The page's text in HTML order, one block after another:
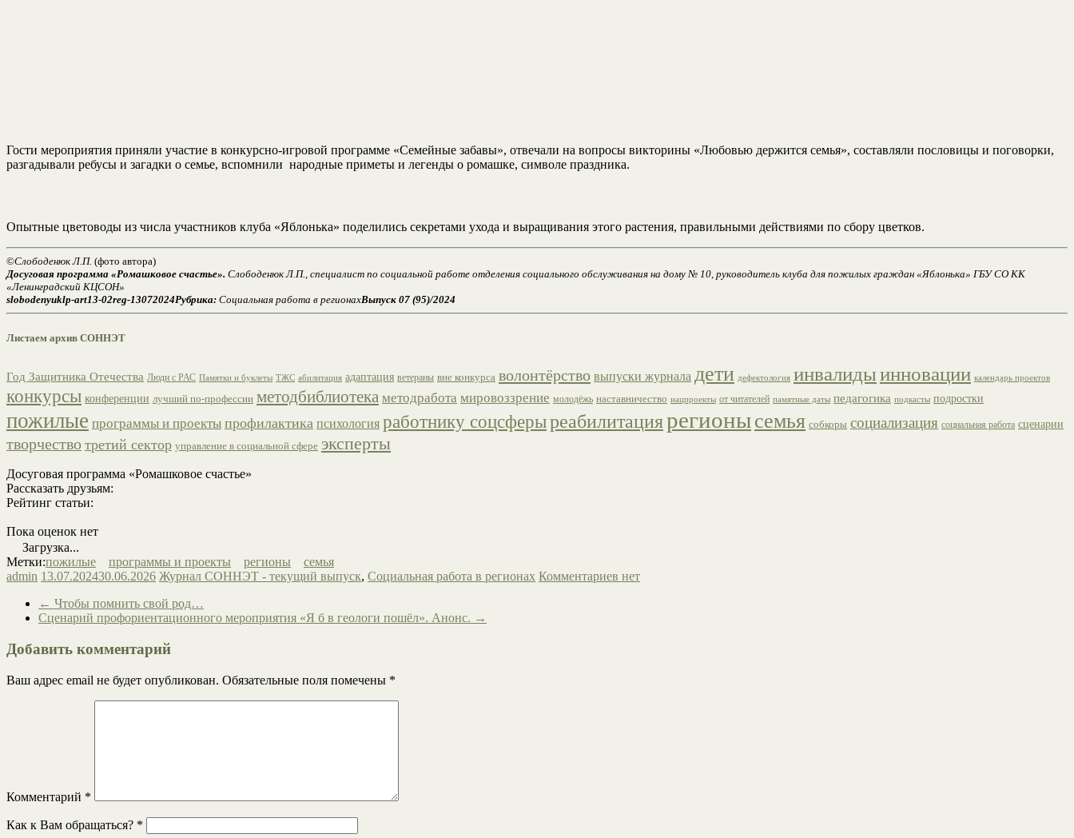
Гости мероприятия приняли участие в конкурсно-игровой программе «Семейные забавы», отвечали на вопросы викторины «Любовью держится семья», составляли пословицы и поговорки,
разгадывали ребусы и загадки о семье, вспомнили народные приметы и легенды о ромашке, символе праздника.
Опытные цветоводы из числа участников клуба «Яблонька» поделились секретами ухода и выращивания этого растения, правильными действиями по сбору цветков.
©Слободенюк Л.П. (фото автора)
Досуговая программа «Ромашковое счастье». Слободенюк Л.П., специалист по социальной работе отделения социального обслуживания на дому № 10, руководитель клуба для пожилых граждан «Яблонька» ГБУ СО КК
«Ленинградский КЦСОН»
slobodenyuklp-art13-02reg-13072024Рубрика: Социальная работа в регионахВыпуск 07 (95)/2024
Листаем архив СОННЭТ
Год Защитника Отечества Люди с РАС Памятки и буклеты ТЖС абилитация адаптация ветераны вне конкурса волонтёрство выпуски журнала дети дефектология инвалидыинновации календарь проектов
конкурсы конференции лучший по-профессии методбиблиотека методработа мировоззрение молодёжь наставничество нацпроекты от читателей памятные даты педагогика подкасты подростки
пожилые программы и проекты профилактика психология работнику соцсферыреабилитациярегионысемья собкоры социализация социальная работа сценарии
творчество третий сектор управление в социальной сфере эксперты
Досуговая программа «Ромашковое счастье»
Рассказать друзьям:
Рейтинг статьи:
Пока оценок нет
Загрузка...
Метки:пожилые программы и проекты регионы
семья
admin 13.07.202430.06.2026 Журнал СОННЭТ - текущий выпуск, Социальная работа в регионах Комментариев нет
← Чтобы помнить свой род…
Сценарий профориентационного мероприятия «Я б в геологи пошёл». Анонс. →
Добавить комментарий
Ваш адрес email не будет опубликован. Обязательные поля помечены *
Комментарий *
Как к Вам обращаться? *